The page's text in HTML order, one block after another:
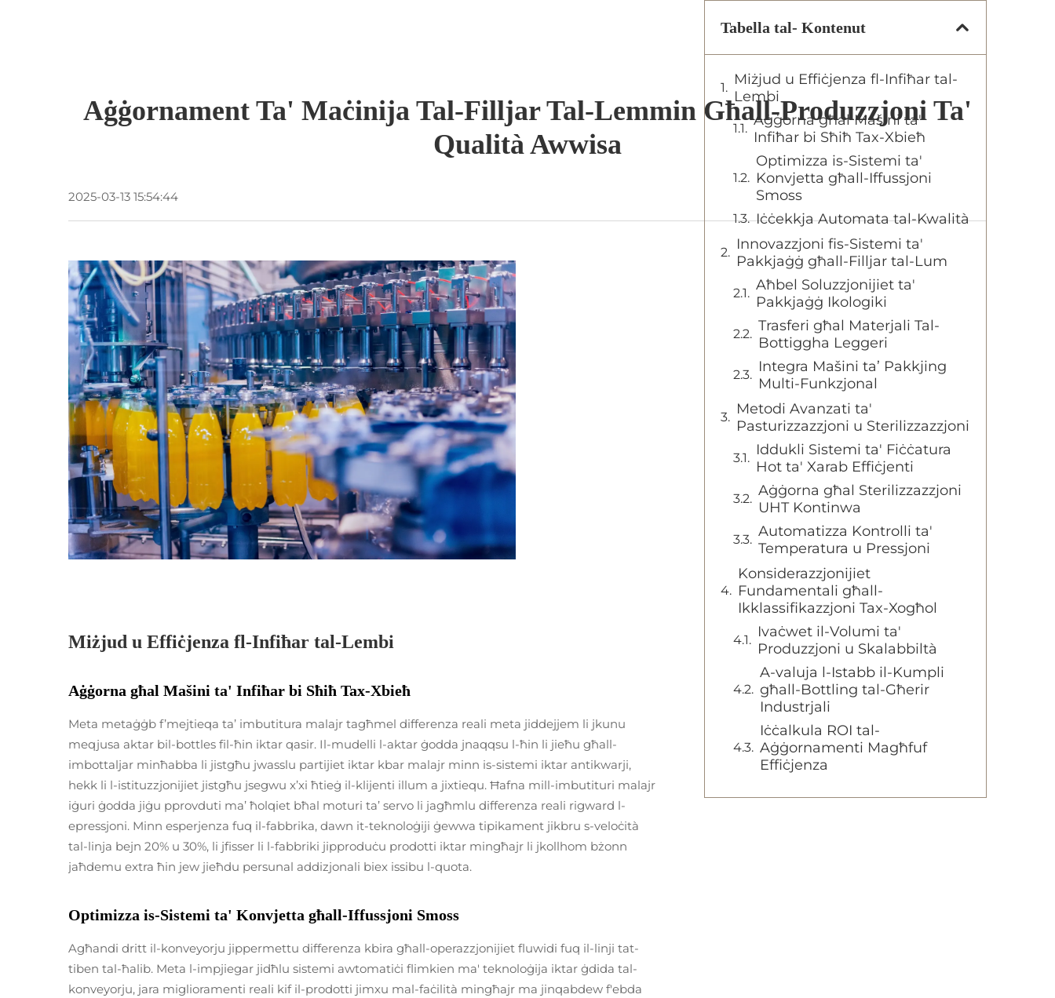
Aġġornament Ta' Maċinija Tal-Filljar Tal-Lemmin Għall-Produzzjoni Ta'
Qualità Awwisa
2025-03-13 15:54:44
Miżjud u Effiċjenza fl-Infiħar tal-Lembi
Aġġorna għal Mašini ta' Infiħar bi Sħiħ Tax-Xbieħ
Meta metaġġb f’mejtieqa ta’ imbutitura malajr tagħmel differenza reali meta jiddejjem li jkunu
meqjusa aktar bil-bottles fil-ħin iktar qasir. Il-mudelli l-aktar ġodda jnaqqsu l-ħin li jieħu għall-
imbottaljar minħabba li jistgħu jwasslu partijiet iktar kbar malajr minn is-sistemi iktar antikwarji,
hekk li l-istituzzjonijiet jistgħu jsegwu x’xi ħtieġ il-klijenti illum a jixtiequ. Ħafna mill-imbutituri malajr
iġuri ġodda jiġu pprovduti ma’ ħolqiet bħal moturi ta’ servo li jagħmlu differenza reali rigward l-
epressjoni. Minn esperjenza fuq il-fabbrika, dawn it-teknoloġiji ġewwa tipikament jikbru s-veloċità
tal-linja bejn 20% u 30%, li jfisser li l-fabbriki jipproduċu prodotti iktar mingħajr li jkollhom bżonn
jaħdemu extra ħin jew jieħdu persunal addizjonali biex issibu l-quota.
Optimizza is-Sistemi ta' Konvjetta għall-Iffussjoni Smoss
Agħandi dritt il-konveyorju jippermettu differenza kbira għall-operazzjonijiet fluwidi fuq il-linji tat-
tiben tal-ħalib. Meta l-impjiegar jidħlu sistemi awtomatiċi flimkien ma' teknoloġija iktar ġdida tal-
konveyorju, jara miglioramenti reali kif il-prodotti jimxu mal-faċilità mingħajr ma jinqabdew f'ebda
Tabella tal- Kontenut
Miżjud u Effiċjenza fl-Infiħar tal-
Lembi
Aġġorna għal Mašini ta'
Infiħar bi Sħiħ Tax-Xbieħ
Optimizza is-Sistemi ta'
Konvjetta għall-Iffussjoni
Smoss
Iċċekkja Automata tal-Kwalità
Innovazzjoni fis-Sistemi ta'
Pakkjaġġ għall-Filljar tal-Lum
Aħbel Soluzzjonijiet ta'
Pakkjaġġ Ikologiki
Trasferi għal Materjali Tal-
Bottiggha Leggeri
Integra Mašini ta’ Pakkjing
Multi-Funkzjonal
Metodi Avanzati ta'
Pasturizzazzjoni u Sterilizzazzjoni
Iddukli Sistemi ta' Fiċċatura
Hot ta' Xarab Effiċjenti
Aġġorna għal Sterilizzazzjoni
UHT Kontinwa
Automatizza Kontrolli ta'
Temperatura u Pressjoni
Konsiderazzjonijiet
Fundamentali għall-
Ikklassifikazzjoni Tax-Xogħol
Ivaċwet il-Volumi ta'
Produzzjoni u Skalabbiltà
A-valuja l-Istabb il-Kumpli
għall-Bottling tal-Għerir
Industrjali
Iċċalkula ROI tal-
Aġġornamenti Magħfuf
Effiċjenza